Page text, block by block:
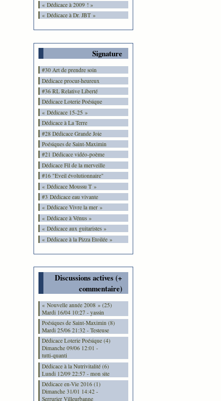
« Dédicace à 2009 ! »
« Dédicace à Dr. JBT »
Signature
#30 Art de prendre soin
Dédicace procur-heureux
#36 RL Relative Liberté
Dédicace Loterie Poésique
« Dédicace 15-25 »
Dédicace à La Terre
#28 Dédicace Grande Joie
Poésiques de Saint-Maximin
#21 Dédicace vidéo-poème
Dédicace Fil de la merveille
#16 "Eveil évolutionnaire"
« Dédicace Moussu T »
#3 Dédicace eau vivante
« Dédicace Vivre la mer »
« Dédicace à Vénus »
« Dédicace aux guitaristes »
« Dédicace à la Pizza Etoilée »
Discussions actives (+
commentaire)
« Nouvelle année 2008 » (25)
Mardi 16/04 10:27 - yassin
Poésiques de Saint-Maximin (8)
Mardi 25/06 21:32 - Testeuse
Dédicace Loterie Poésique (4)
Dimanche 09/06 12:01 -
tutti-quanti
Dédicace à la Nutrivitalité (6)
Lundi 12/09 22:57 - mon site
Dédicace en-Vie 2016 (1)
Dimanche 31/01 14:42 -
Serrurier Villeurbanne